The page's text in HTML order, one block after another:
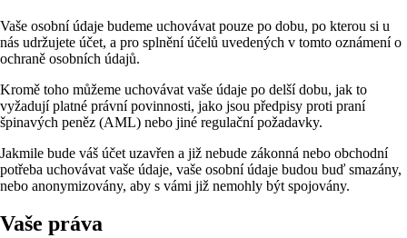
Vaše osobní údaje budeme uchovávat pouze po dobu, po kterou si u
nás udržujete účet, a pro splnění účelů uvedených v tomto oznámení o
ochraně osobních údajů.
Kromě toho můžeme uchovávat vaše údaje po delší dobu, jak to
vyžadují platné právní povinnosti, jako jsou předpisy proti praní
špinavých peněz (AML) nebo jiné regulační požadavky.
Jakmile bude váš účet uzavřen a již nebude zákonná nebo obchodní
potřeba uchovávat vaše údaje, vaše osobní údaje budou buď smazány,
nebo anonymizovány, aby s vámi již nemohly být spojovány.
Vaše práva